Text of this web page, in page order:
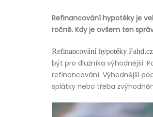
Refinancování hypotéky je
ročně. Kdy je ovšem ten
Refinancování hypotéky Fahd.cz
být pro dlužníka výhodnější.
refinancování. Výhodnější
splátky nebo třeba